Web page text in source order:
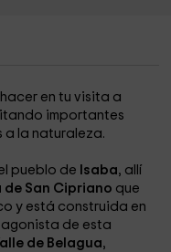
en tu visita a
importantes
a la naturaleza.
pueblo de Isaba, allí
San Cipriano que
y está construida en
de esta
de Belagua,